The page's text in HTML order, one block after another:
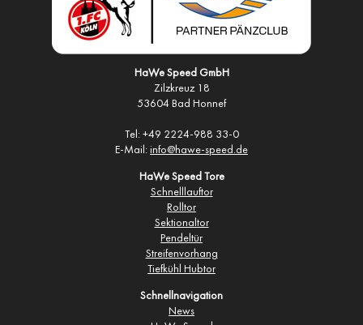
HaWe Speed GmbH
Zilzkreuz 18
53604 Bad Honnef
Tel: +49 2224-988 33-0
E-Mail: info@hawe-speed.de
HaWe Speed Tore
Schnelllauftor
Rolltor
Sektionaltor
Pendeltür
Streifenvorhang
Tiefkühl Hubtor
Schnellnavigation
News